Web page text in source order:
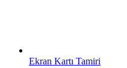
Ekran Kartı Tamiri